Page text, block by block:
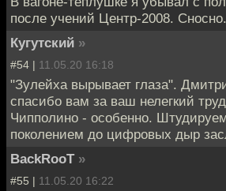
после учений Центр-2008. Сносно.
Кугутский »
#54 | 11.05.20 16:18
"Зулейха вырывает глаза".
спасибо вам за ваш нелегкий
Чипполино - особенно.
поколением до цифровых дыр
BackRooT »
#55 | 11.05.20 16:22